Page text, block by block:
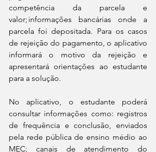
competência da parcela e
valor; informações bancárias onde a
parcela foi depositada. Para os casos
de rejeição do pagamento, o aplicativo
informará o motivo da rejeição e
apresentará orientações ao estudante
para a solução.
No aplicativo, o estudante poderá
consultar informações como: registros
de frequência e conclusão, enviados
pela rede pública de ensino médio ao
MEC; canais de atendimento do